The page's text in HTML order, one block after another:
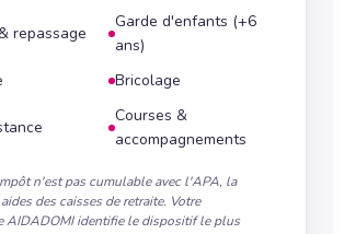
repassage
Garde d'enfants (+6
ans)
Bricolage
Courses &
accompagnements
n'est pas cumulable avec l'APA, la
des caisses de retraite. Votre
AIDADOMI identifie le dispositif le plus